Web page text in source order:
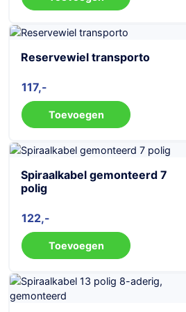
Reservewiel transporto
117
Toevoegen
Spiraalkabel gemonteerd 7
polig
122
Toevoegen